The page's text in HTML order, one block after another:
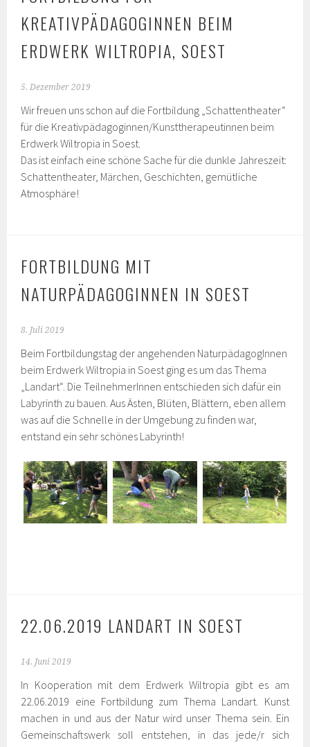
KREATIVPÄDAGOGINNEN BEIM
ERDWERK WILTROPIA, SOEST
5. Dezember 2019
Wir freuen uns schon auf die Fortbildung „Schattentheater“
für die Kreativpädagoginnen/Kunsttherapeutinnen beim
Erdwerk Wiltropia in Soest.
Das ist einfach eine schöne Sache für die dunkle Jahreszeit:
Schattentheater, Märchen, Geschichten, gemütliche
Atmosphäre!
FORTBILDUNG MIT
NATURPÄDAGOGINNEN IN SOEST
8. Juli 2019
Beim Fortbildungstag der angehenden NaturpädagogInnen
beim Erdwerk Wiltropia in Soest ging es um das Thema
„Landart“. Die TeilnehmerInnen entschieden sich dafür ein
Labyrinth zu bauen. Aus Ästen, Blüten, Blättern, eben allem
was auf die Schnelle in der Umgebung zu finden war,
entstand ein sehr schönes Labyrinth!
22.06.2019 LANDART IN SOEST
14. Juni 2019
In Kooperation mit dem Erdwerk Wiltropia gibt es am
22.06.2019 eine Fortbildung zum Thema Landart. Kunst
machen in und aus der Natur wird unser Thema sein. Ein
Gemeinschaftswerk soll entstehen, in das jede/r sich